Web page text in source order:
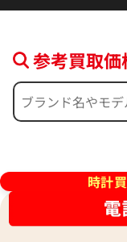
ィノ IW391031
日時点の参考買取
参考買取
時計